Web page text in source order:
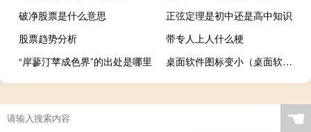
破净股票是什么意思
正弦定理是初中还是高中知识
股票趋势分析
带专人上人什么梗
“岸蓼汀苹成色界”的出处是哪里
桌面软件图标变小（桌面软件图标变成白纸）
☚